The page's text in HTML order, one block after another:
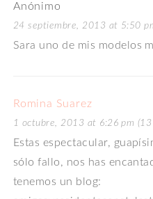
Anónimo
24 septiembre, 2013 at 5:50
Sara uno de mis modelos
Romina Suarez
1 octubre, 2013 at 6:26 pm (13
Estas espectacular,
sólo fallo, nos has
tenemos un blog: